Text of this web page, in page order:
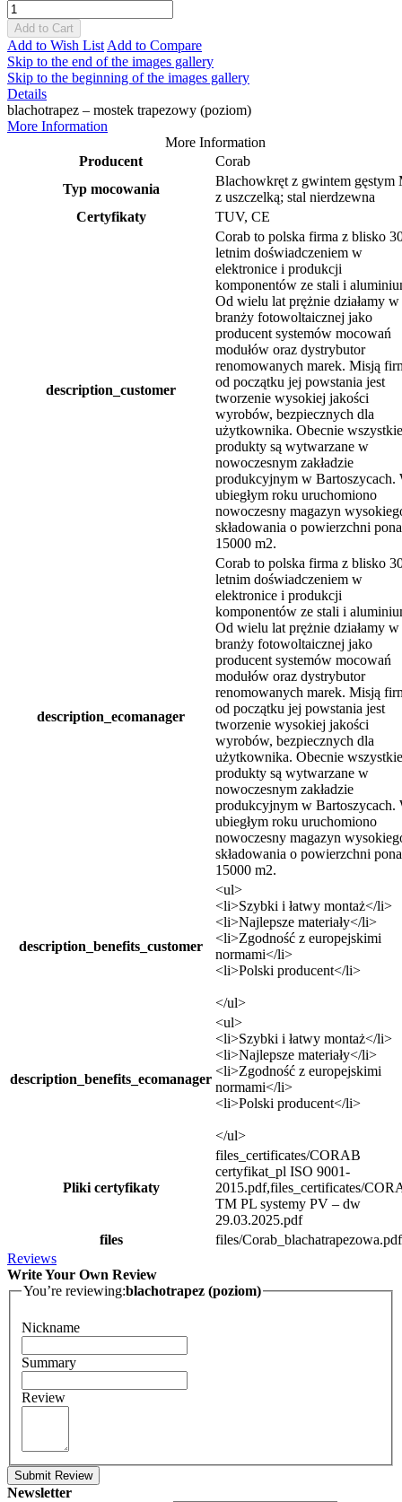
Add to Cart
Add to Wish List Add to Compare
Skip to the end of the images gallery
Skip to the beginning of the images gallery
Details
blachotrapez – mostek trapezowy (poziom)
More Information
More Information
Producent
Corab
Typ mocowania
Blachowkręt z gwintem gęstym
z uszczelką; stal nierdzewna
Certyfikaty
TUV, CE
description_customer
Corab to polska firma z blisko
letnim doświadczeniem w
elektronice i produkcji
komponentów ze stali i
Od wielu lat prężnie działamy w
branży fotowoltaicznej jako
producent systemów mocowań
modułów oraz dystrybutor
renomowanych marek. Misją
od początku jej powstania jest
tworzenie wysokiej jakości
wyrobów, bezpiecznych dla
użytkownika. Obecnie wszystkie
produkty są wytwarzane w
nowoczesnym zakładzie
produkcyjnym w Bartoszycach.
ubiegłym roku uruchomiono
nowoczesny magazyn
składowania o powierzchni
15000 m2.
description_ecomanager
Corab to polska firma z blisko
letnim doświadczeniem w
elektronice i produkcji
komponentów ze stali i
Od wielu lat prężnie działamy w
branży fotowoltaicznej jako
producent systemów mocowań
modułów oraz dystrybutor
renomowanych marek. Misją
od początku jej powstania jest
tworzenie wysokiej jakości
wyrobów, bezpiecznych dla
użytkownika. Obecnie wszystkie
produkty są wytwarzane w
nowoczesnym zakładzie
produkcyjnym w Bartoszycach.
ubiegłym roku uruchomiono
nowoczesny magazyn
składowania o powierzchni
15000 m2.
description_benefits_customer
<ul>
<li>Szybki i łatwy montaż</li>
<li>Najlepsze materiały</li>
<li>Zgodność z europejskimi
normami</li>
<li>Polski producent</li>
</ul>
description_benefits_ecomanager
<ul>
<li>Szybki i łatwy montaż</li>
<li>Najlepsze materiały</li>
<li>Zgodność z europejskimi
normami</li>
<li>Polski producent</li>
</ul>
Pliki certyfikaty
files_certificates/CORAB
certyfikat_pl ISO 9001-
2015.pdf,files_certificates/
TM PL systemy PV – dw
29.03.2025.pdf
files
files/Corab_blachatrapezowa.pdf
Reviews
Write Your Own Review
You’re reviewing:blachotrapez (poziom)
Nickname
Summary
Review
Submit Review
Newsletter